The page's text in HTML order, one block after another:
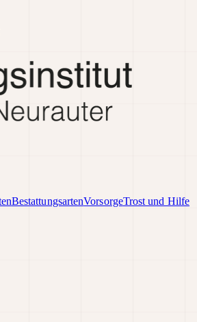
BestattungsartenVorsorgeTrost und Hilfe